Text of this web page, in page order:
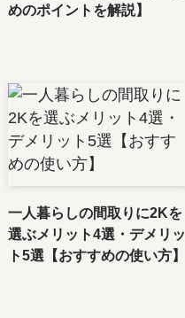
めのポイントを解説】
一人暮らしの間取りに2Kを
選ぶメリット4選・デメリッ
ト5選【おすすめの使い方】